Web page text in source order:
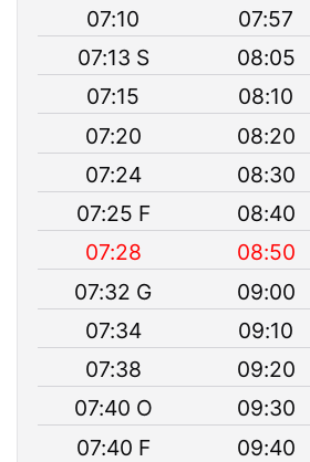
07:10
07:57
07:13 S
08:05
07:15
08:10
07:20
08:20
07:24
08:30
07:25 F
08:40
07:28
08:50
07:32 G
09:00
07:34
09:10
07:38
09:20
07:40 O
09:30
07:40 F
09:40